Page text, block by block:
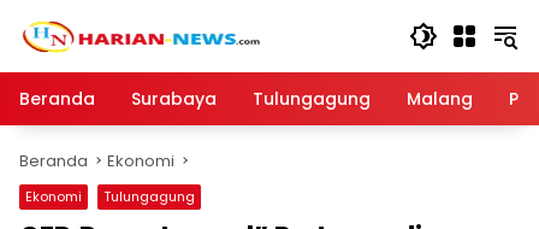
Beranda
Surabaya Tulungagung Malang
Beranda Ekonomi
Ekonomi Tulungagung